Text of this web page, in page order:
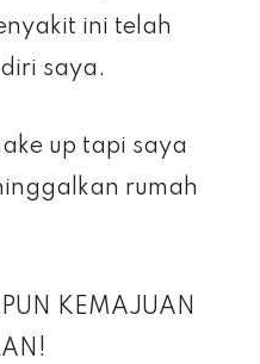
ini telah
saya.
up tapi saya
rumah
KEMAJUAN